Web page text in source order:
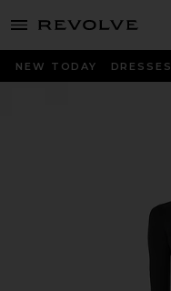
menu - shows more content
NEW TODAY DRESSES